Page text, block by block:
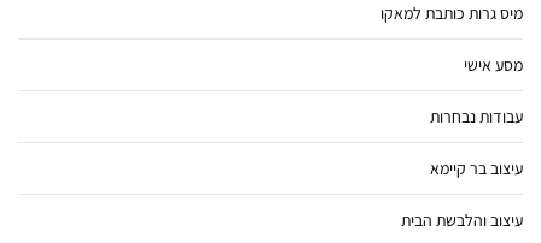
מיס גרות כותבת למאקו
מסע אישי
עבודות נבחרות
עיצוב בר קיימא
עיצוב והלבשת הבית